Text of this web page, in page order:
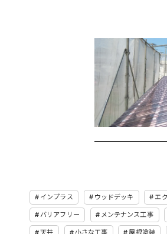
インプラス ウッドデッキ エ
バリアフリー メンテナンス工事
天井 小さな工事 屋根塗装